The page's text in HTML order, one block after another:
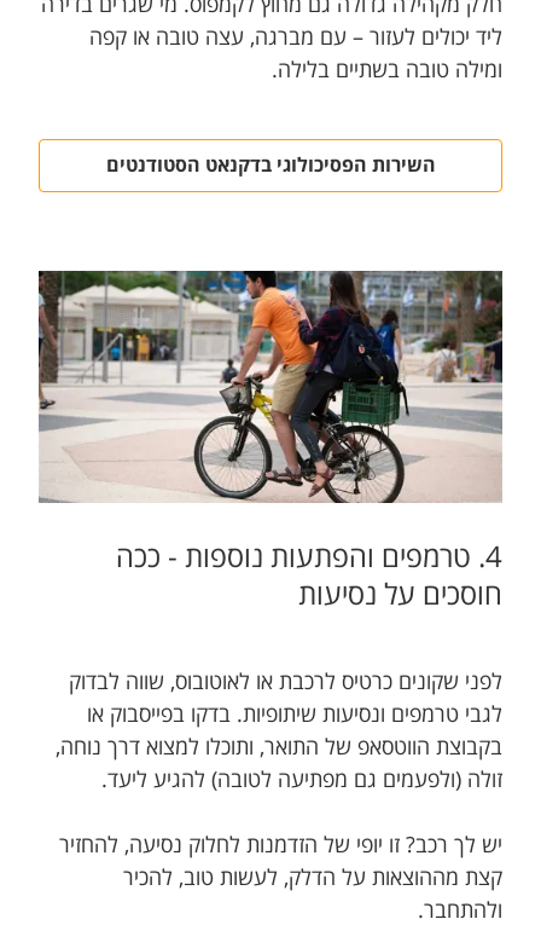
ליד יכולים לעזור – עם מברגה, עצה טובה או קפה
ומילה טובה בשתיים בלילה.
השירות הפסיכולוגי בדקנאט הסטודנטים
4. טרמפים והפ​תעות ​​נוספות - ככה​
חוסכים על נסיעות
לפני שקונים כרטיס לרכבת או לאוטובוס, שווה לבדוק
לגבי טרמפים ונסיעות שיתופיות. בדקו בפייסבוק או
בקבוצת הווטסאפ של התואר, ותוכלו למצוא דרך נוחה,
זולה (ולפעמים גם מפתיעה לטובה) להגיע ליעד.
יש לך רכב? זו יופי של הזדמנות לחלוק נסיעה, להחזיר
קצת מההוצאות על הדלק, לעשות טוב, להכיר
ולהתחבר.